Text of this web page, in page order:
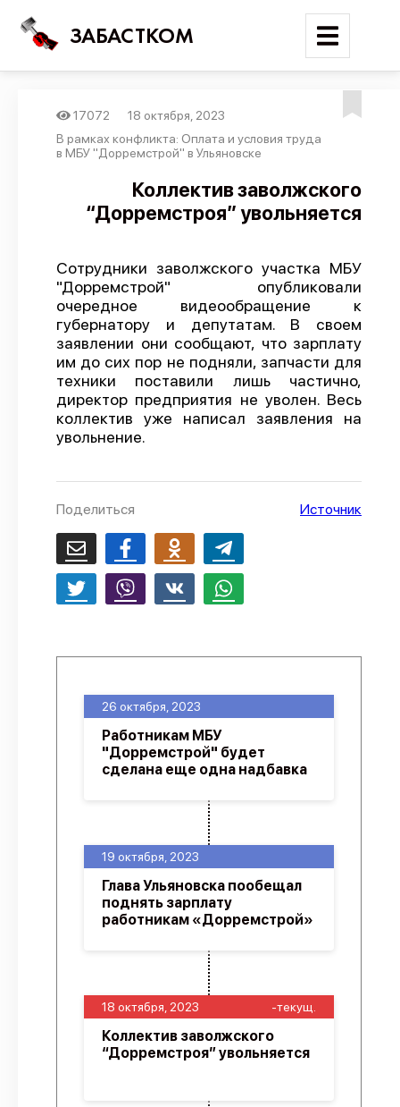
ЗАБАСТКОМ
Войти
Поиск
Новости
Трудовые конфликты
Отчеты
Предложить публикацию
Справочник
API
О проекте
17072
18 октября, 2023
В рамках конфликта: Оплата и условия труда
в МБУ "Дорремстрой" в Ульяновске
Коллектив заволжского
“Дорремстроя” увольняется
Сотрудники заволжского участка МБУ
"Дорремстрой" опубликовали
очередное видеообращение к
губернатору и депутатам. В своем
заявлении они сообщают, что зарплату
им до сих пор не подняли, запчасти для
техники поставили лишь частично,
директор предприятия не уволен. Весь
коллектив уже написал заявления на
увольнение.
Поделиться Источник
18 октября, 2023 -текущ.
Коллектив заволжского
“Дорремстроя” увольняется
19 октября, 2023
Глава Ульяновска пообещал
поднять зарплату
работникам «Дорремстрой»
26 октября, 2023
Работникам МБУ
"Дорремстрой" будет
сделана еще одна надбавка